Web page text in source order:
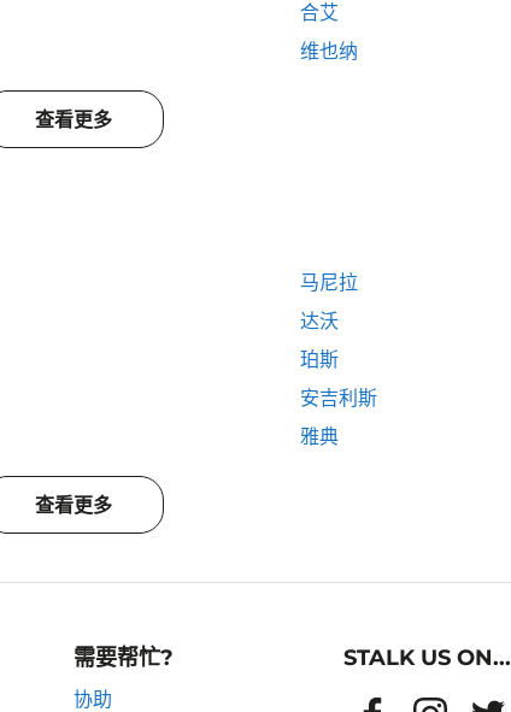
合艾
维也纳
查看更多
马尼拉
达沃
珀斯
安吉利斯
雅典
查看更多
需要帮忙?
协助
STALK US ON...